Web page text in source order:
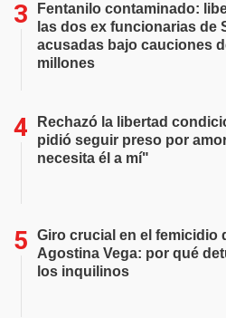
Fentanilo contaminado:
las dos ex funcionarias de
acusadas bajo cauciones
millones
Rechazó la libertad
pidió seguir preso por
necesita él a mí"
Giro crucial en el femicidio
Agostina Vega: por qué
los inquilinos